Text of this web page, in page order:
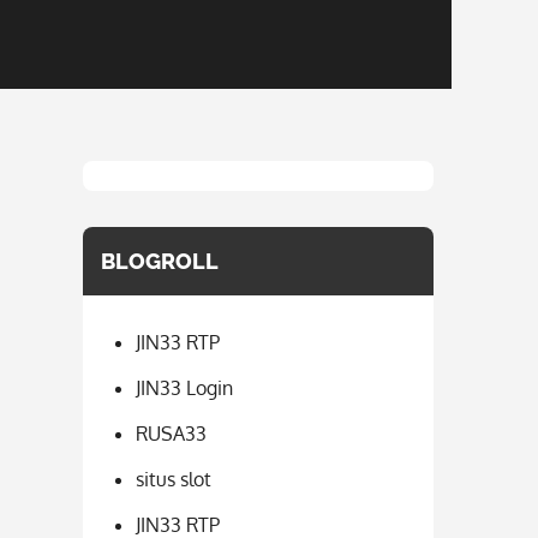
BLOGROLL
JIN33 RTP
JIN33 Login
RUSA33
situs slot
JIN33 RTP